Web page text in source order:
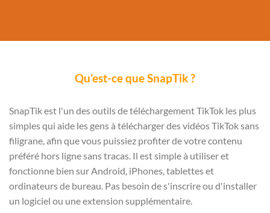
Qu’est-ce que SnapTik ?
SnapTik est l'un des outils de téléchargement TikTok les plus
simples qui aide les gens à télécharger des vidéos TikTok sans
filigrane, afin que vous puissiez profiter de votre contenu
préféré hors ligne sans tracas. Il est simple à utiliser et
fonctionne bien sur Android, iPhones, tablettes et
ordinateurs de bureau. Pas besoin de s'inscrire ou d'installer
un logiciel ou une extension supplémentaire.